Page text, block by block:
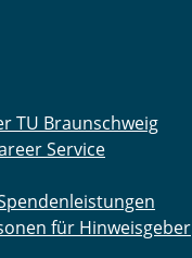
TU Braunschweig
Service
für Hinweisgeber